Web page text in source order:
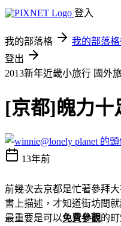
登入
我的部落格 我的部落
登出
2013新年近畿小旅行 國外
[京都]魄力十
13年前
前幾次去京都是忙著參拜
書上描述，才知道街坊間
最重要是可以免費參觀的町